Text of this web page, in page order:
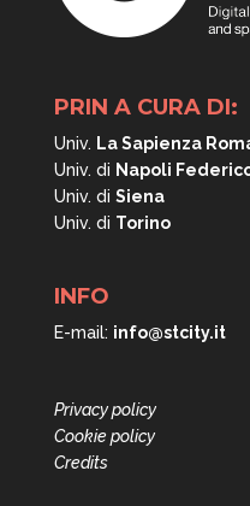
PRIN A CURA DI:
Univ. La Sapienza
Univ. di Napoli Federico
Univ. di Siena
Univ. di Torino
INFO
E-mail: info@stcity.it
Privacy policy
Cookie policy
Credits